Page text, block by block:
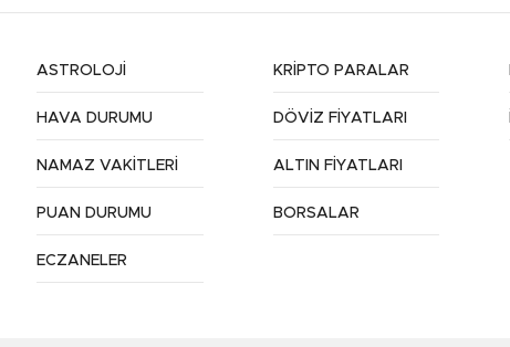
ASTROLOJİ
HAVA DURUMU
NAMAZ VAKİTLERİ
PUAN DURUMU
ECZANELER
KRİPTO PARALAR
DÖVİZ FİYATLARI
ALTIN FİYATLARI
BORSALAR